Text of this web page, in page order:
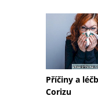
Pocit míče v
Bolest břicha,
nevolnost a
Zvýšená
frekvence;
pocitu slabosti;
Intenzivní
Zmatek nebo
Příčiny a
Corizu